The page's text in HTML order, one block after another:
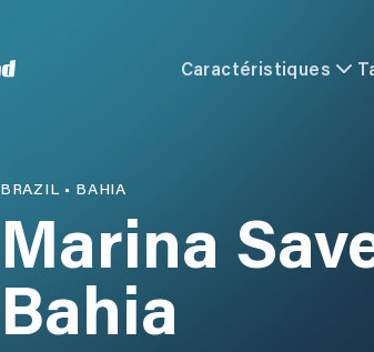
Caractéristiques
BRAZIL • BAHIA
Marina
Bahia